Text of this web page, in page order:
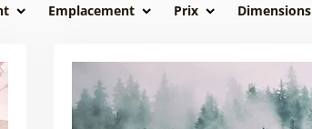
Emplacement Prix Dimensions